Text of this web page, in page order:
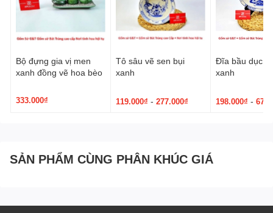
Bộ đựng gia vị men
xanh đồng vẽ hoa bèo
333.000₫
Tô sâu vẽ sen bụi
xanh
119.000₫ - 277.000₫
Đĩa bầu dục
xanh
198.000₫ -
SẢN PHẨM CÙNG PHÂN KHÚC GIÁ